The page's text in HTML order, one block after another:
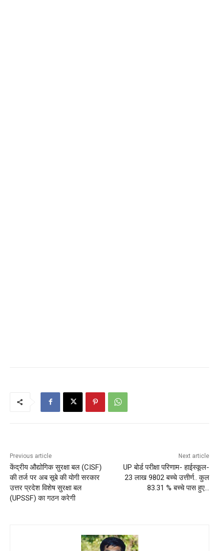
Previous article
केंद्रीय औद्योगिक सुरक्षा बल (CISF)
की तर्ज पर अब सूबे की योगी सरकार
उत्तर प्रदेश विशेष सुरक्षा बल
(UPSSF) का गठन करेगी
Next article
UP बोर्ड परीक्षा परिणाम- हाईस्कूल-
23 लाख 9802 बच्चे उत्तीर्ण.. कुल
83.31 % बच्चे पास हुए…